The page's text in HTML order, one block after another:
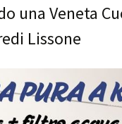
una Veneta
Lissone